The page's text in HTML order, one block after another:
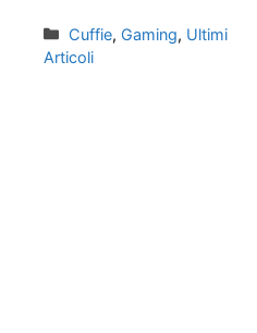
Categorie
Cuffie, Gaming, Ultimi
Articoli